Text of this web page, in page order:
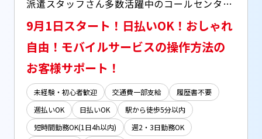
派遣スタッフさん多数活躍中のコールセンターでのお仕事です！ ○週4～OK ○日払い(JOBPAYサービス)OK ○服装・髪型・ネイル・ピアス自由 ○駅チカで通勤しやすい ○シフトは柔軟に相談可能 働きやすさ抜群です
9月1日スタート！日払いOK！おしゃれ
自由！モバイルサービスの操作方法の
お客様サポート！
未経験・初心者歓迎 交通費一部支給
履歴書不要
週払いOK
日払いOK
駅から徒歩5分以内
短時間勤務OK(1日4h以内)
週2・3日勤務OK